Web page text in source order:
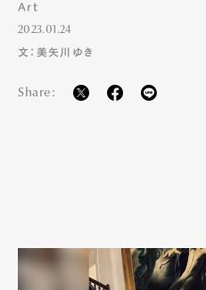
Art
2023.01.24
文：美矢川ゆき
Share: